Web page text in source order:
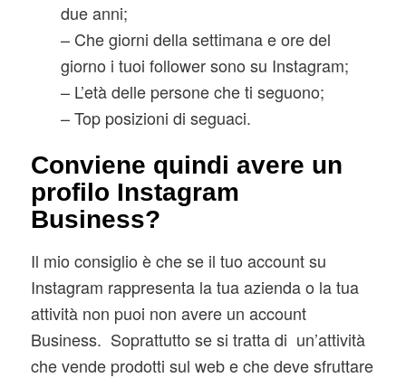
due anni;
– Che giorni della settimana e ore del
giorno i tuoi follower sono su Instagram;
– L’età delle persone che ti seguono;
– Top posizioni di seguaci.
Conviene quindi avere un
profilo Instagram
Business?
Il mio consiglio è che se il tuo account su
Instagram rappresenta la tua azienda o la tua
attività non puoi non avere un account
Business. Soprattutto se si tratta di un’attività
che vende prodotti sul web e che deve sfruttare